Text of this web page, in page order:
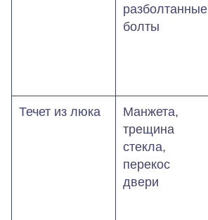
разболтанные
болты
Течет из люка
Манжета,
трещина
стекла,
перекос
двери